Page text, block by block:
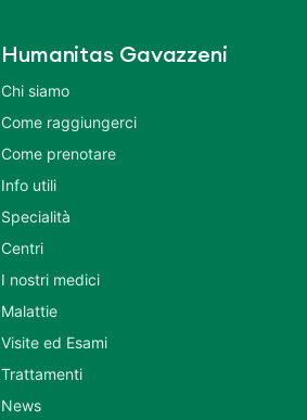
Humanitas Gavazzeni
Chi siamo
Come raggiungerci
Come prenotare
Info utili
Specialità
Centri
I nostri medici
Malattie
Visite ed Esami
Trattamenti
News